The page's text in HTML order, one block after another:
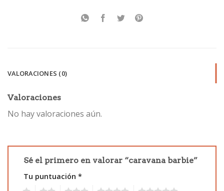
VALORACIONES (0)
Valoraciones
No hay valoraciones aún.
Sé el primero en valorar “caravana barbie”
Tu puntuación *